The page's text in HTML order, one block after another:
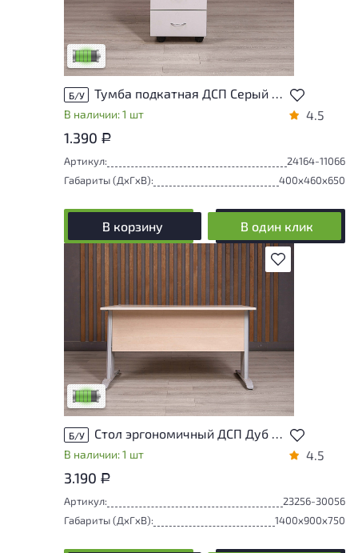
У товара присутствуют незначительные
следы эксплуатации, не влияющие на
удобство его использования
Низкая степень износа
Б/У Тумба подкатная ДСП Серый Россия
В наличии: 1 шт 4.5
1.390 Р
Артикул:
24164-11066
Габариты (ДxГxВ):
400x460x650
В корзину В один клик
В избранное
У товара присутствуют незначительные
следы эксплуатации, не влияющие на
удобство его использования
Низкая степень износа
Б/У Стол эргономичный ДСП Дуб Россия
В наличии: 1 шт 4.5
3.190 Р
Артикул:
23256-30056
Габариты (ДxГxВ):
1400x900x750